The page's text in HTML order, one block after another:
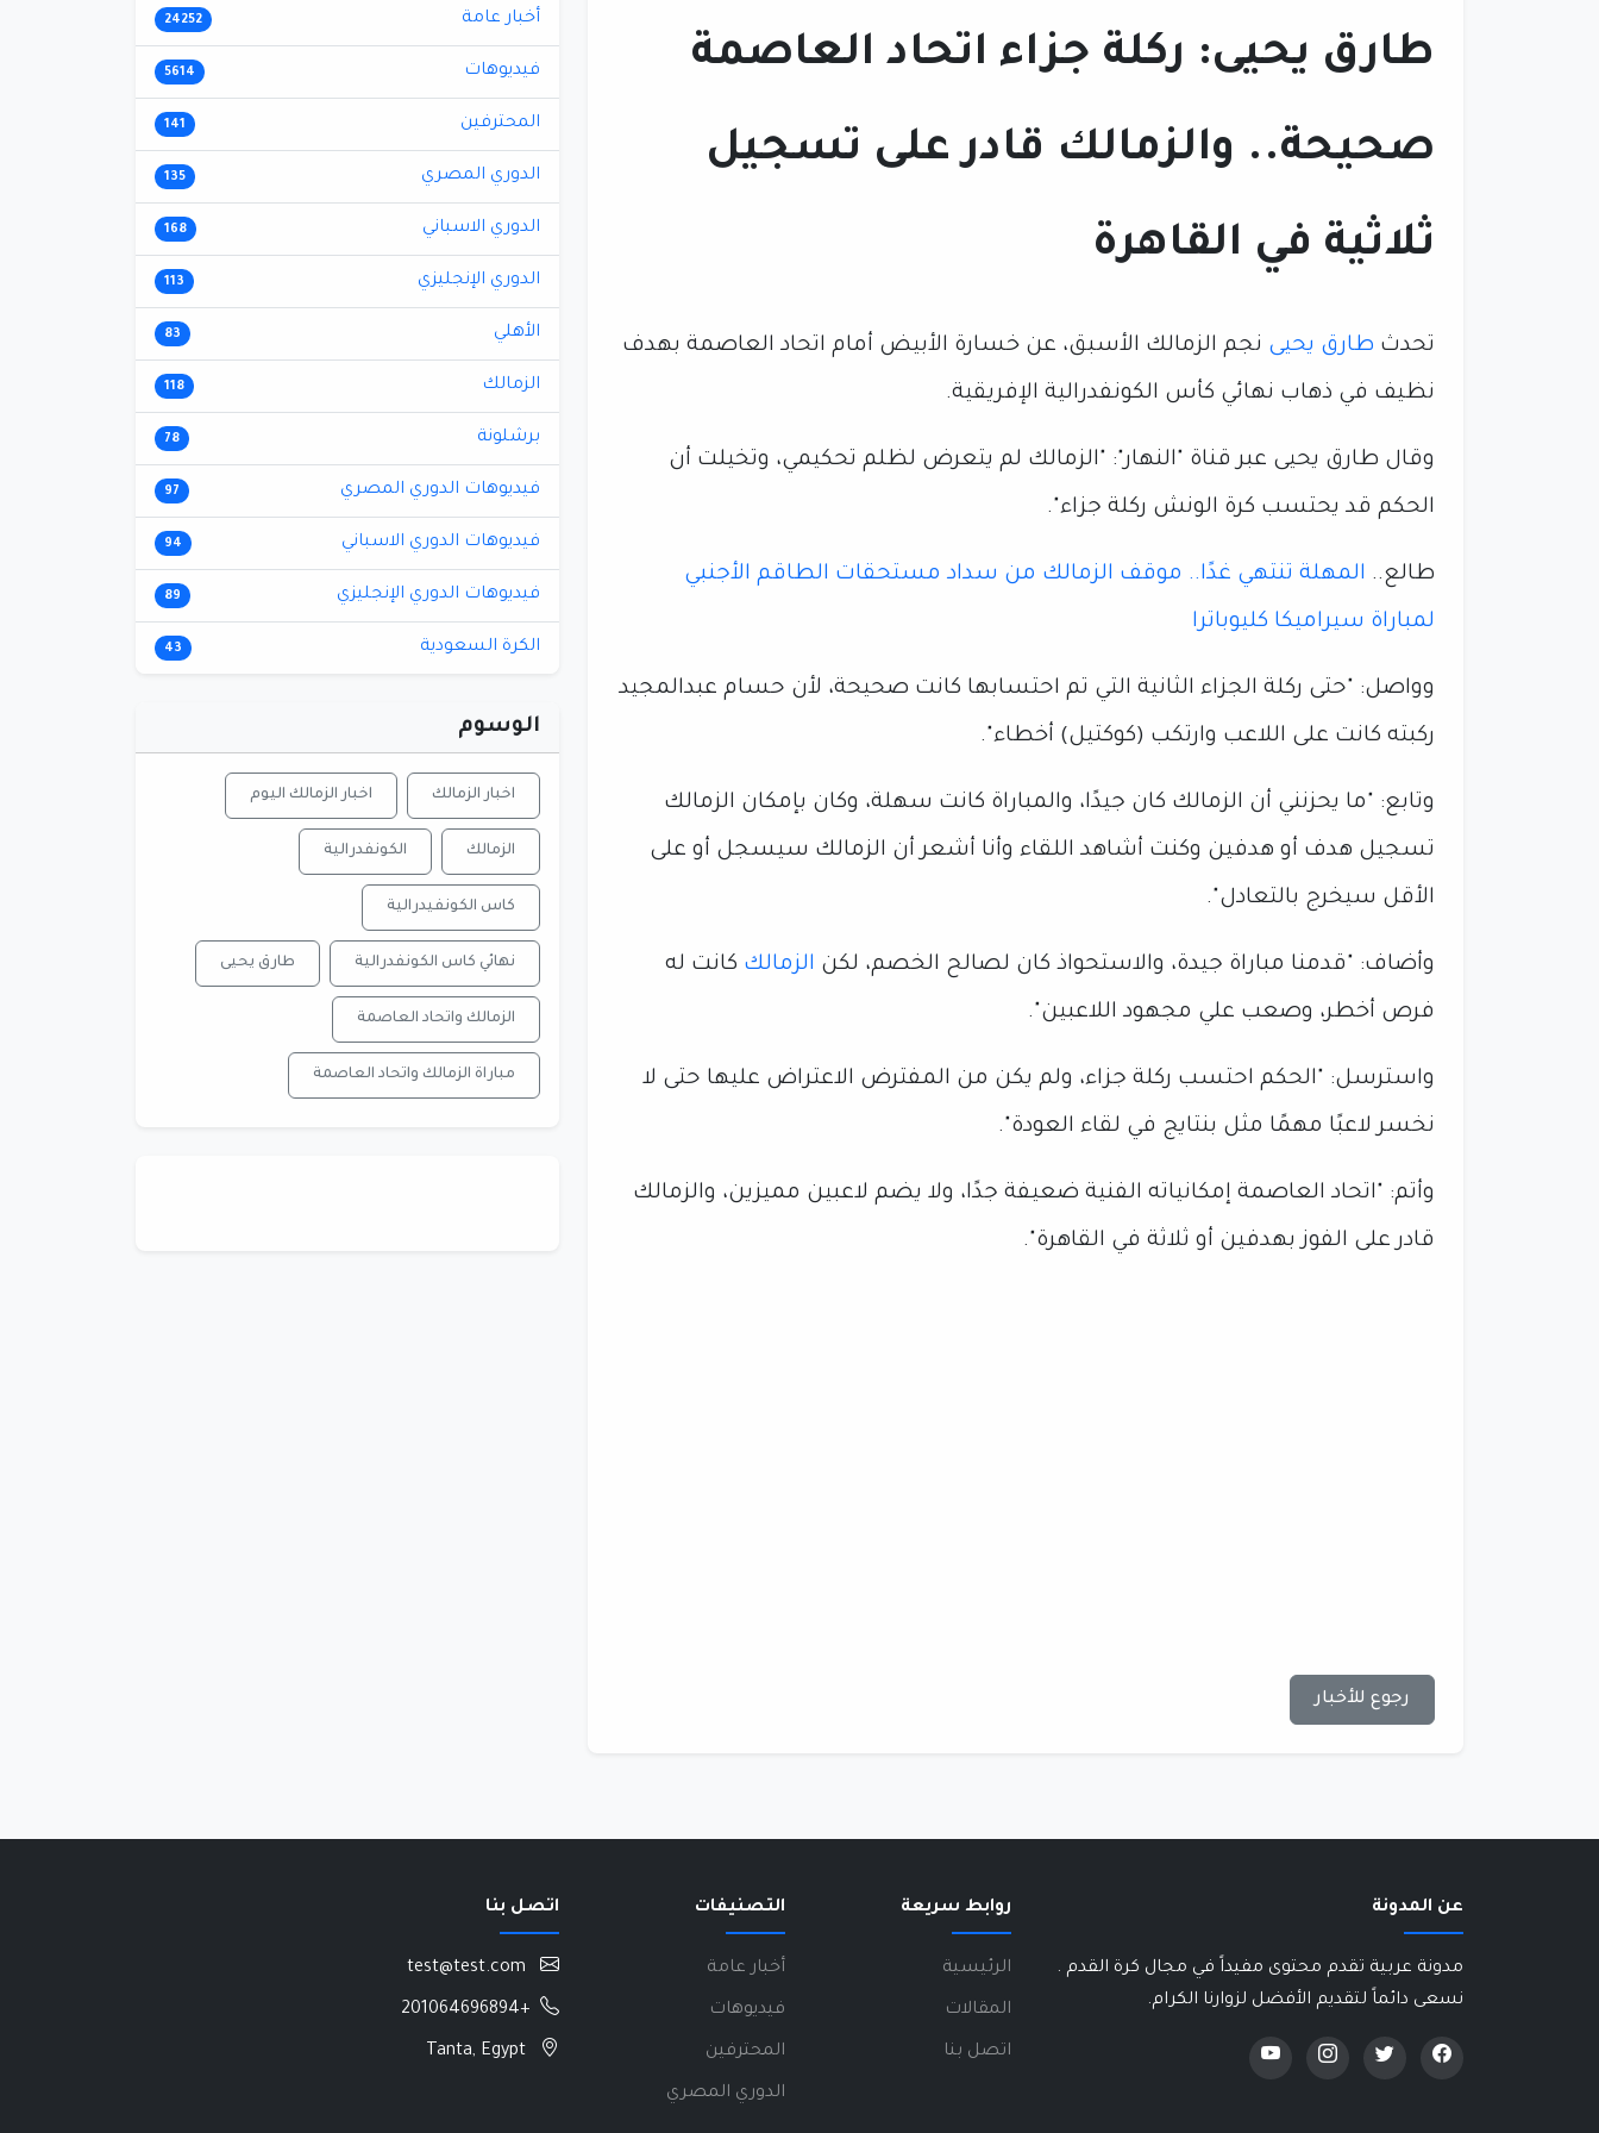
طارق يحيى: ركلة جزاء اتحاد العاصمة
صحيحة.. والزمالك قادر على تسجيل
ثلاثية في القاهرة
تحدث طارق يحيى نجم الزمالك الأسبق، عن خسارة الأبيض أمام اتحاد العاصمة بهدف
نظيف في ذهاب نهائي كأس الكونفدرالية الإفريقية.
وقال طارق يحيى عبر قناة "النهار": "الزمالك لم يتعرض لظلم تحكيمي، وتخيلت أن
الحكم قد يحتسب كرة الونش ركلة جزاء".
طالع.. المهلة تنتهي غدًا.. موقف الزمالك من سداد مستحقات الطاقم الأجنبي
لمباراة سيراميكا كليوباترا
وواصل: "حتى ركلة الجزاء الثانية التي تم احتسابها كانت صحيحة، لأن حسام عبدالمجيد
ركبته كانت على اللاعب وارتكب (كوكتيل) أخطاء".
وتابع: "ما يحزنني أن الزمالك كان جيدًا، والمباراة كانت سهلة، وكان بإمكان الزمالك
تسجيل هدف أو هدفين وكنت أشاهد اللقاء وأنا أشعر أن الزمالك سيسجل أو على
الأقل سيخرج بالتعادل".
وأضاف: "قدمنا مباراة جيدة، والاستحواذ كان لصالح الخصم، لكن الزمالك كانت له
فرص أخطر، وصعب علي مجهود اللاعبين".
واسترسل: "الحكم احتسب ركلة جزاء، ولم يكن من المفترض الاعتراض عليها حتى لا
نخسر لاعبًا مهمًا مثل بنتايج في لقاء العودة".
وأتم: "اتحاد العاصمة إمكانياته الفنية ضعيفة جدًا، ولا يضم لاعبين مميزين، والزمالك
قادر على الفوز بهدفين أو ثلاثة في القاهرة".
رجوع للأخبار
أخبار عامة 24252
فيديوهات 5614
المحترفين 141
الدوري المصري 135
الدوري الاسباني 168
الدوري الإنجليزي 113
الأهلي 83
الزمالك 118
برشلونة 78
فيديوهات الدوري المصري 97
فيديوهات الدوري الاسباني 94
فيديوهات الدوري الإنجليزي 89
الكرة السعودية 43
الوسوم
اخبار الزمالك اخبار الزمالك اليوم
الزمالك الكونفدرالية
كاس الكونفيدرالية
نهائي كاس الكونفدرالية طارق يحيى
الزمالك واتحاد العاصمة
مباراة الزمالك واتحاد العاصمة
عن المدونة
مدونة عربية تقدم محتوى مفيداً في مجال كرة القدم .
نسعى دائماً لتقديم الأفضل لزوارنا الكرام.
روابط سريعة
الرئيسية
المقالات
اتصل بنا
التصنيفات
أخبار عامة
فيديوهات
المحترفين
الدوري المصري
اتصل بنا
+201064696894